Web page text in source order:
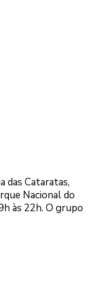
das Cataratas,
Nacional do
às 22h. O grupo